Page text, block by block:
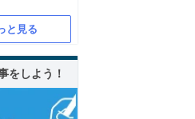
と見る
をしよう！